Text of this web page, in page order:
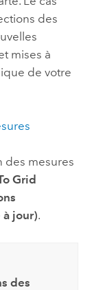
des
mises à
de votre
des mesures
Grid
jour).
des